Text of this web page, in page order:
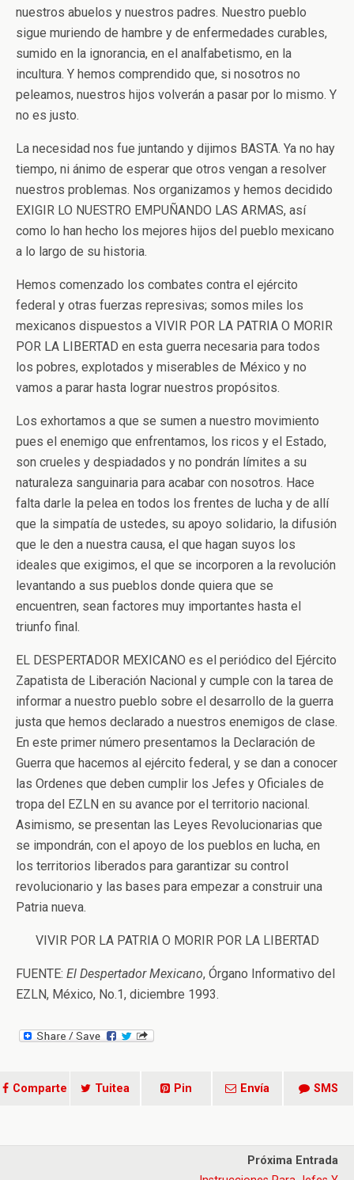
nuestros abuelos y nuestros padres. Nuestro pueblo
sigue muriendo de hambre y de enfermedades curables,
sumido en la ignorancia, en el analfabetismo, en la
incultura. Y hemos comprendido que, si nosotros no
peleamos, nuestros hijos volverán a pasar por lo mismo. Y
no es justo.
La necesidad nos fue juntando y dijimos BASTA. Ya no hay
tiempo, ni ánimo de esperar que otros vengan a resolver
nuestros problemas. Nos organizamos y hemos decidido
EXIGIR LO NUESTRO EMPUÑANDO LAS ARMAS, así
como lo han hecho los mejores hijos del pueblo mexicano
a lo largo de su historia.
Hemos comenzado los combates contra el ejército
federal y otras fuerzas represivas; somos miles los
mexicanos dispuestos a VIVIR POR LA PATRIA O MORIR
POR LA LIBERTAD en esta guerra necesaria para todos
los pobres, explotados y miserables de México y no
vamos a parar hasta lograr nuestros propósitos.
Los exhortamos a que se sumen a nuestro movimiento
pues el enemigo que enfrentamos, los ricos y el Estado,
son crueles y despiadados y no pondrán límites a su
naturaleza sanguinaria para acabar con nosotros. Hace
falta darle la pelea en todos los frentes de lucha y de allí
que la simpatía de ustedes, su apoyo solidario, la difusión
que le den a nuestra causa, el que hagan suyos los
ideales que exigimos, el que se incorporen a la revolución
levantando a sus pueblos donde quiera que se
encuentren, sean factores muy importantes hasta el
triunfo final.
EL DESPERTADOR MEXICANO es el periódico del Ejército
Zapatista de Liberación Nacional y cumple con la tarea de
informar a nuestro pueblo sobre el desarrollo de la guerra
justa que hemos declarado a nuestros enemigos de clase.
En este primer número presentamos la Declaración de
Guerra que hacemos al ejército federal, y se dan a conocer
las Ordenes que deben cumplir los Jefes y Oficiales de
tropa del EZLN en su avance por el territorio nacional.
Asimismo, se presentan las Leyes Revolucionarias que
se impondrán, con el apoyo de los pueblos en lucha, en
los territorios liberados para garantizar su control
revolucionario y las bases para empezar a construir una
Patria nueva.
VIVIR POR LA PATRIA O MORIR POR LA LIBERTAD
FUENTE: El Despertador Mexicano, Órgano Informativo del
EZLN, México, No.1, diciembre 1993.
Comparte Tuitea Pin Envía SMS
Próxima Entrada